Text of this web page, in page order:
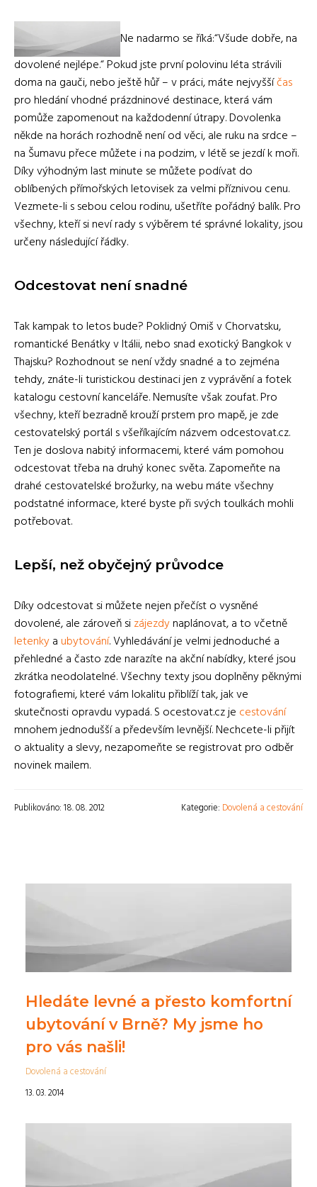
Ne nadarmo se říká:“Všude dobře, na
dovolené nejlépe.“ Pokud jste první polovinu léta strávili
doma na gauči, nebo ještě hůř – v práci, máte nejvyššíčas
pro hledání vhodné prázdninové destinace, která vám
pomůže zapomenout na každodenní útrapy. Dovolenka
někde na horách rozhodně není od věci, ale ruku na srdce –
na Šumavu přece můžete i na podzim, v létě se jezdí k moři.
Díky výhodným last minute se můžete podívat do
oblíbených přímořských letovisek za velmi příznivou cenu.
Vezmete-li s sebou celou rodinu, ušetříte pořádný balík. Pro
všechny, kteří si neví rady s výběrem té správné lokality, jsou
určeny následující řádky.
Odcestovat není snadné
Tak kampak to letos bude? Poklidný Omiš v Chorvatsku,
romantické Benátky v Itálii, nebo snad exotický Bangkok v
Thajsku? Rozhodnout se není vždy snadné a to zejména
tehdy, znáte-li turistickou destinaci jen z vyprávění a fotek
katalogu cestovní kanceláře. Nemusíte však zoufat. Pro
všechny, kteří bezradně krouží prstem pro mapě, je zde
cestovatelský portál s všeříkajícím názvem odcestovat.cz.
Ten je doslova nabitý informacemi, které vám pomohou
odcestovat třeba na druhý konec světa. Zapomeňte na
drahé cestovatelské brožurky, na webu máte všechny
podstatné informace, které byste při svých toulkách mohli
potřebovat.
Lepší, než obyčejný průvodce
Díky odcestovat si můžete nejen přečíst o vysněné
dovolené, ale zároveň sizájezdynaplánovat, a to včetně
letenkyaubytování. Vyhledávání je velmi jednoduché a
přehledné a často zde narazíte na akční nabídky, které jsou
zkrátka neodolatelné. Všechny texty jsou doplněny pěknými
fotografiemi, které vám lokalitu přiblíží tak, jak ve
skutečnosti opravdu vypadá. S ocestovat.cz je cestování
mnohem jednodušší a především levnější. Nechcete-li přijít
o aktuality a slevy, nezapomeňte se registrovat pro odběr
novinek mailem.
Publikováno: 18. 08. 2012 Kategorie: Dovolená a cestování
Hledáte levné a přesto komfortní
ubytování v Brně? My jsme ho
pro vás našli!
Dovolená a cestování
13. 03. 2014